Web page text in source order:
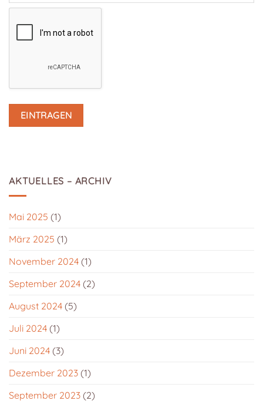
AKTUELLES – ARCHIV
Mai 2025 (1)
März 2025 (1)
November 2024 (1)
September 2024 (2)
August 2024 (5)
Juli 2024 (1)
Juni 2024 (3)
Dezember 2023 (1)
September 2023 (2)